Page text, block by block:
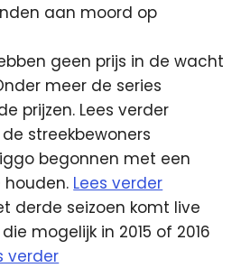
aan moord op
geen prijs in de wacht
meer de series
prijzen. Lees verder
streekbewoners
begonnen met een
Lees verder
derde seizoen komt live
mogelijk in 2015 of 2016
verder